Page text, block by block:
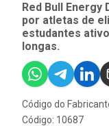
Red Bull Energy
por atletas de
estudantes
longas.
Código do
Código: 10687